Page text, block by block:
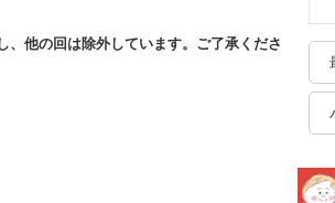
他の回は除外しています。ご了承くださ